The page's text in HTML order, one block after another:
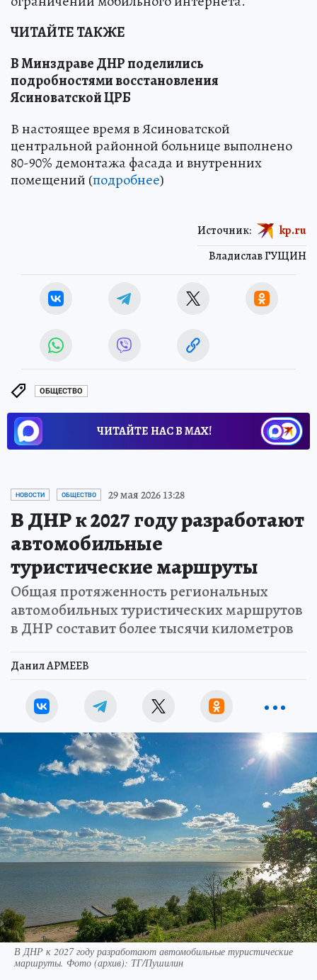
ЧИТАЙТЕ ТАКЖЕ
В Минздраве ДНР поделились
подробностями восстановления
Ясиноватской ЦРБ
В настоящее время в Ясиноватской
центральной районной больнице выполнено
80-90% демонтажа фасада и внутренних
помещений (подробнее)
Владислав ГУЩИН
Источник: kp.ru
ОБЩЕСТВО
ЧИТАЙТЕ НАС В МАХ!
НОВОСТИ ОБЩЕСТВО 29 мая 2026 13:28
В ДНР к 2027 году разработают
автомобильные
туристические маршруты
Общая протяженность региональных
автомобильных туристических маршрутов
в ДНР составит более тысячи километров
Данил АРМЕЕВ
В ДНР к 2027 году разработают автомобильные туристические
маршруты. Фото (архив): ТГ/Пушилин